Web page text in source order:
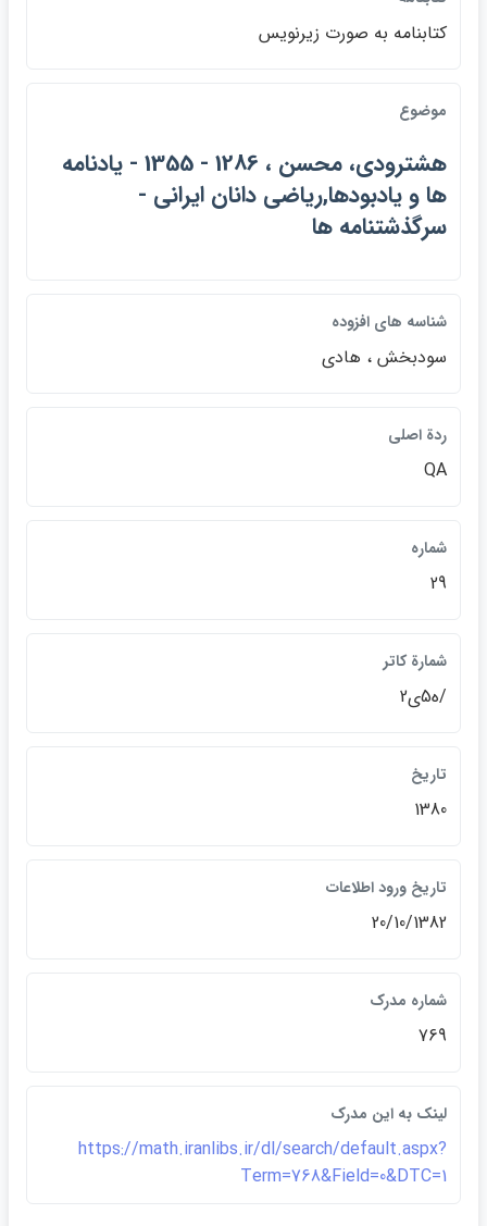
كتابنامه به صورت زيرنويس
موضوع
هشترودي، محسن ، 1286 - 1355 - يادنامه
ها و يادبودها,رياضي دانان ايراني -
سرگذشتنامه ها
شناسه هاي افزوده
سودبخش ، هادي
ردة اصلي
QA
شماره
29
شمارة کاتر
/ه5ي2
تاريخ
1380
تاريخ ورود اطلاعات
20/10/1382
شماره مدرک
769
لينک به اين مدرک
https://math.iranlibs.ir/dl/search/default.aspx?
Term=768&Field=0&DTC=1